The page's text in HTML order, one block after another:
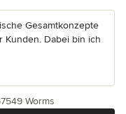
Gesamtkonzepte
Kunden. Dabei bin ich
Worms